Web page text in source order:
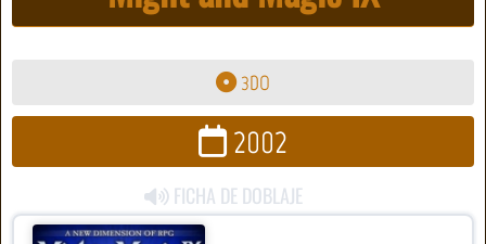
3DO
2002
FICHA DE DOBLAJE